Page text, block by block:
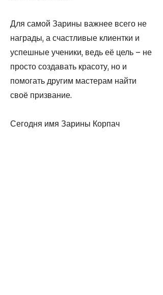
Для самой Зарины важнее всего не
награды, а счастливые клиентки и
успешные ученики, ведь её цель – не
просто создавать красоту, но и
помогать другим мастерам найти
своё призвание.
Сегодня имя Зарины Корпач